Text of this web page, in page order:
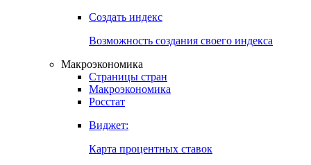
Создать индекс
Возможность создания своего индекса
Макроэкономика
Страницы стран
Макроэкономика
Росстат
Виджет:
Карта процентных ставок